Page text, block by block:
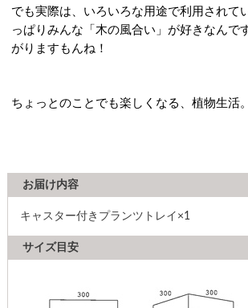
でも実際は、いろいろな用途で利用されて
っぱりみんな「木の風合い」が好きなんで
がりますもんね！
ちょっとのことでも楽しくなる、植物生活。
お届け内容
キャスター付きプランツトレイ×1
サイズ目安